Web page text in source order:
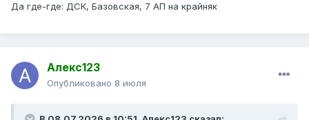
Да где-где: ДСК, Базовская, 7 АП на крайняк
Алекс123
Опубликовано 8 июля